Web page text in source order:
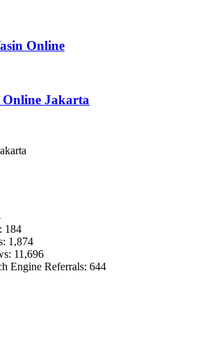
Online
Jakarta
184
1,874
11,696
Engine Referrals: 644